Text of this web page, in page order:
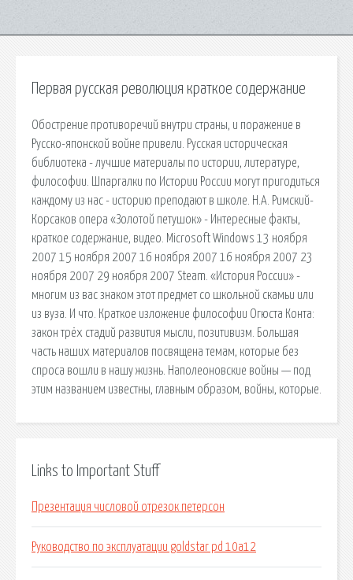
Первая русская революция краткое содержание
Обострение противоречий внутри страны, и поражение в
Русско-японской войне привели. Русская историческая
библиотека - лучшие материалы по истории, литературе,
философии. Шпаргалки по Истории России могут пригодиться
каждому из нас - историю преподают в школе. Н.А. Римский-
Корсаков опера «Золотой петушок» - Интересные факты,
краткое содержание, видео. Microsoft Windows 13 ноября
2007 15 ноября 2007 16 ноября 2007 16 ноября 2007 23
ноября 2007 29 ноября 2007 Steam. «История России» -
многим из вас знаком этот предмет со школьной скамьи или
из вуза. И что. Краткое изложение философии Огюста Конта:
закон трёх стадий развития мысли, позитивизм. Большая
часть наших материалов посвящена темам, которые без
спроса вошли в нашу жизнь. Наполеоновские войны — под
этим названием известны, главным образом, войны, которые.
Links to Important Stuff
Презентация числовой отрезок петерсон
Руководство по эксплуатации goldstar pd 10a12